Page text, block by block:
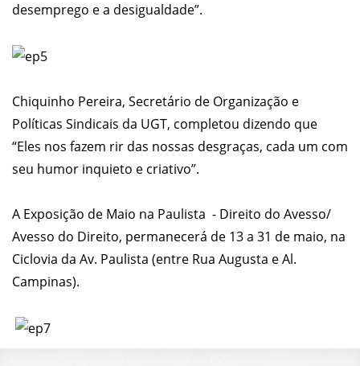
desemprego e a desigualdade”.
Chiquinho Pereira, Secretário de Organização e
Políticas Sindicais da UGT, completou dizendo que
“Eles nos fazem rir das nossas desgraças, cada um com
seu humor inquieto e criativo”.
A Exposição de Maio na Paulista - Direito do Avesso/
Avesso do Direito, permanecerá de 13 a 31 de maio, na
Ciclovia da Av. Paulista (entre Rua Augusta e Al.
Campinas).